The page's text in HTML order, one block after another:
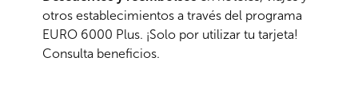
otros establecimientos a través del programa
EURO 6000 Plus. ¡Solo por utilizar tu tarjeta!
Consulta beneficios.